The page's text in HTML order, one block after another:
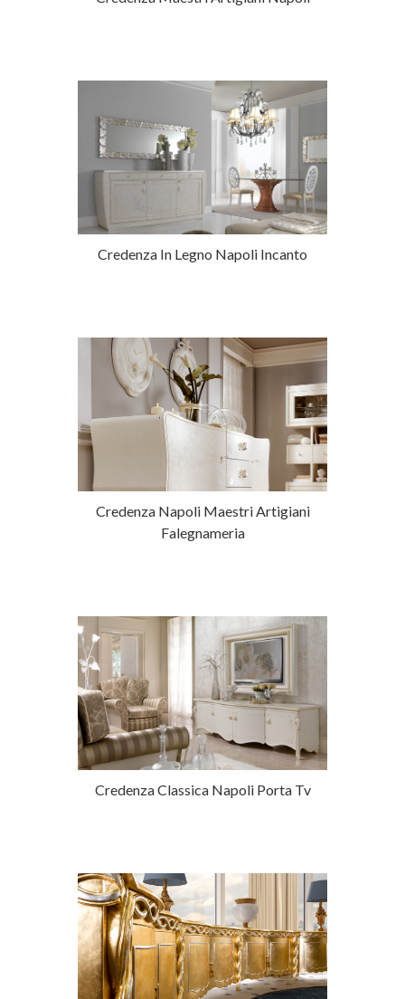
Credenza In Legno Napoli Incanto
Credenza Napoli Maestri Artigiani
Falegnameria
Credenza Classica Napoli Porta Tv